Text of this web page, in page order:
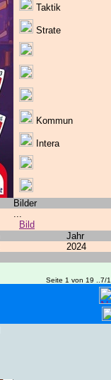
Taktik
Strate
Kommun
Intera
Bilder
...
Bild
Jahr
2024
Seite 1 von 19 ..7/